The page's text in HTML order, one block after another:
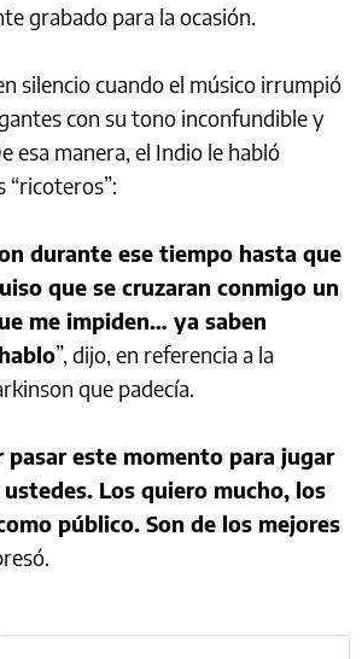
grabado para la ocasión.
silencio cuando el músico irrumpió
con su tono inconfundible y
esa manera, el Indio le habló
“ricoteros”:
durante ese tiempo hasta que
que se cruzaran conmigo un
me impiden… ya saben
”, dijo, en referencia a la
que padecía.
pasar este momento para jugar
Los quiero mucho, los
público. Son de los mejores